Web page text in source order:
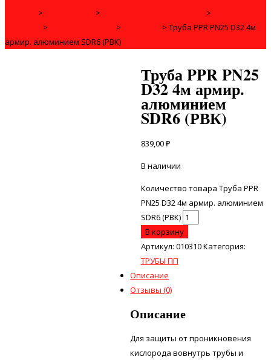
> > >
> > > Труба PPR PN25 D32 4м
армир. алюминием SDR6 (РВК)
Труба PPR PN25
D32 4м армир.
алюминием
SDR6 (РВК)
839,00₽
В наличии
Количество товара Труба PPR
PN25 D32 4м армир. алюминием
SDR6 (РВК)
В корзину
Артикул: 010310Категория:
ТРУБЫ ПП
Описание
Отзывы (0)
Описание
Для защиты от проникновения
кислорода вовнутрь трубы и